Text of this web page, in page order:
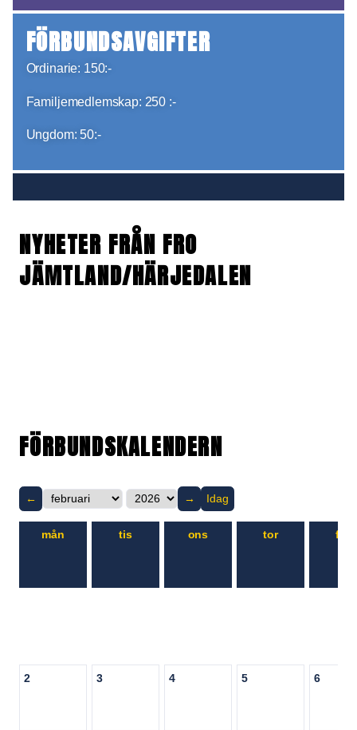
FÖRBUNDSAVGIFTER
Ordinarie: 150:-
Familjemedlemskap: 250 :-
Ungdom: 50:-
NYHETER FRÅN FRO
JÄMTLAND/HÄRJEDALEN
FÖRBUNDSKALENDERN
← → Idag
mån tis ons tor fre
2 3 4 5 6